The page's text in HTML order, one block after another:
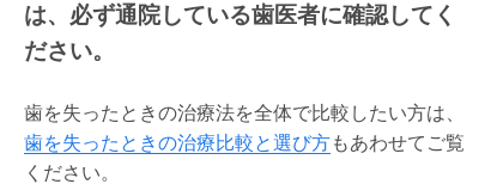
は、必ず通院している歯医者に確認してく
ださい。
歯を失ったときの治療法を全体で比較したい方は、
歯を失ったときの治療比較と選び方もあわせてご覧
ください。